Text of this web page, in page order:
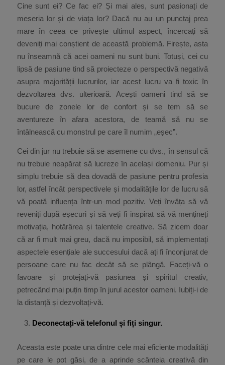
Cine sunt ei? Ce fac ei? Și mai ales, sunt pasionați de
meseria lor și de viața lor? Dacă nu au un punctaj prea
mare în ceea ce privește ultimul aspect, încercați să
deveniți mai conștient de această problemă. Firește, asta
nu înseamnă că acei oameni nu sunt buni. Totuși, cei cu
lipsă de pasiune tind să proiecteze o perspectivă negativă
asupra majorității lucrurilor, iar acest lucru va fi toxic în
dezvoltarea dvs. ulterioară. Acești oameni tind să se
bucure de zonele lor de confort și se tem să se
aventureze în afara acestora, de teamă să nu se
întâlnească cu monstrul pe care îl numim „eșec”.
Cei din jur nu trebuie să se asemene cu dvs., în sensul că
nu trebuie neapărat să lucreze în același domeniu. Pur și
simplu trebuie să dea dovadă de pasiune pentru profesia
lor, astfel încât perspectivele și modalitățile lor de lucru să
vă poată influența într-un mod pozitiv. Veți învăța să vă
reveniți după eșecuri și să veți fi inspirat să vă mențineți
motivația, hotărârea și talentele creative. Să zicem doar
că ar fi mult mai greu, dacă nu imposibil, să implementați
aspectele esențiale ale succesului dacă ați fi înconjurat de
persoane care nu fac decât să se plângă. Faceți-vă o
favoare și protejați-vă pasiunea și spiritul creativ,
petrecând mai puțin timp în jurul acestor oameni. Iubiți-i de
la distanță și dezvoltați-vă.
Deconectați-vă telefonul și fiți singur.
Aceasta este poate una dintre cele mai eficiente modalități
pe care le pot găsi, de a aprinde scânteia creativă din